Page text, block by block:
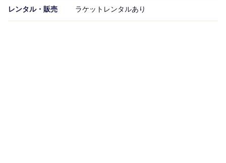
レンタル・販売 ラケットレンタルあり